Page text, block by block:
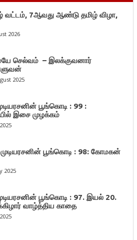
வட்டம், 7ஆவது ஆண்டு தமிழ் விழா,
2026
செல்வம் – இலக்குவனார்
2025
பூங்கொடி : 99 :
இசை முழக்கம்
பூங்கொடி : 98: கோமகன்
2025
பூங்கொடி : 97. இயல் 20.
வாழ்த்திய காதை